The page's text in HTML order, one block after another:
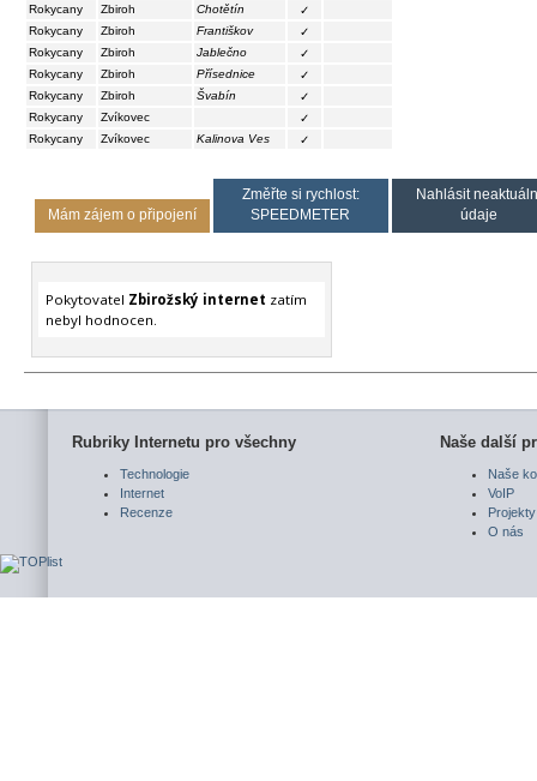
Rokycany
Zbiroh Chotětín
✓
Rokycany
Zbiroh Františkov
✓
Rokycany
Zbiroh Jablečno
✓
Rokycany
Zbiroh Přísednice
✓
Rokycany
Zbiroh Švabín
✓
Rokycany
Zvíkovec
✓
Rokycany
Zvíkovec Kalinova Ves ✓
Mám zájem o připojení
Změřte si rychlost:
SPEEDMETER
Nahlásit
údaje
Pokytovatel Zbirožský internet zatím
nebyl hodnocen.
Rubriky Internetu pro všechny
Technologie
Internet
Recenze
Naše další
Naše
VoIP
Projekty
O nás